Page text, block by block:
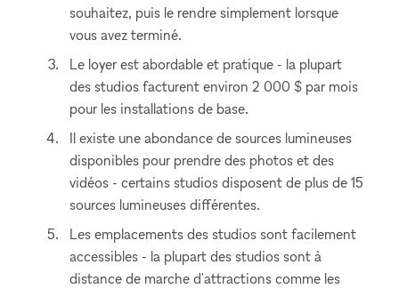
souhaitez, puis le rendre simplement lorsque
vous avez terminé.
Le loyer est abordable et pratique - la plupart
des studios facturent environ 2 000 $ par mois
pour les installations de base.
Il existe une abondance de sources lumineuses
disponibles pour prendre des photos et des
vidéos - certains studios disposent de plus de 15
sources lumineuses différentes.
Les emplacements des studios sont facilement
accessibles - la plupart des studios sont à
distance de marche d'attractions comme les